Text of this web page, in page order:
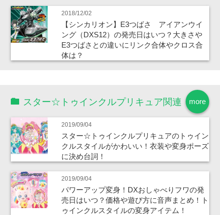
2018/12/02
【シンカリオン】E3つばさ アイアンウイ
ング（DXS12）の発売日はいつ？大きさや
E3つばさとの違いにリンク合体やクロス合
体は？
more
スター☆トゥインクルプリキュア関連
2019/09/04
スター☆トゥインクルプリキュアのトゥイン
クルスタイルがかわいい！衣装や変身ポーズ
に決め台詞！
2019/09/04
パワーアップ変身！DXおしゃべりフワの発
売日はいつ？価格や遊び方に音声まとめ！ト
ゥインクルスタイルの変身アイテム！